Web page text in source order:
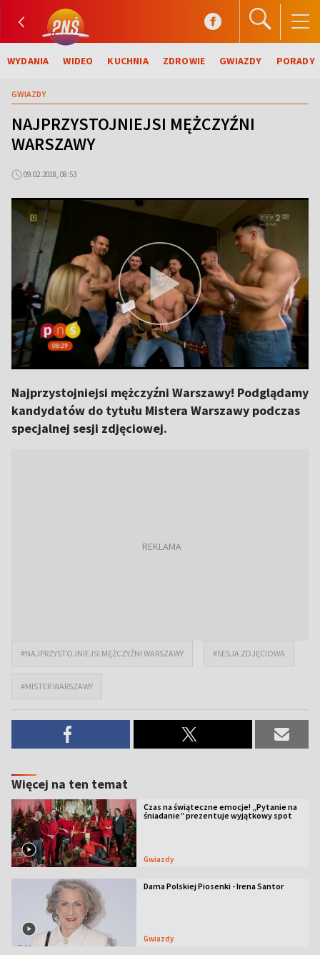
WYDANIA WIDEO KUCHNIA ZDROWIE GWIAZDY PORADY
GWIAZDY
NAJPRZYSTOJNIEJSI MĘŻCZYŹNI
WARSZAWY
09.02.2018, 08:53
Najprzystojniejsi mężczyźni Warszawy! Podglądamy
kandydatów do tytułu Mistera Warszawy podczas
specjalnej sesji zdjęciowej.
#NAJPRZYSTOJNIEJSI MĘŻCZYŹNI WARSZAWY #SESJA ZDJĘCIOWA
#MISTER WARSZAWY
Więcej na ten temat
Czas na świąteczne emocje! „Pytanie na
śniadanie” prezentuje wyjątkowy spot
Gwiazdy
Dama Polskiej Piosenki - Irena Santor
Gwiazdy